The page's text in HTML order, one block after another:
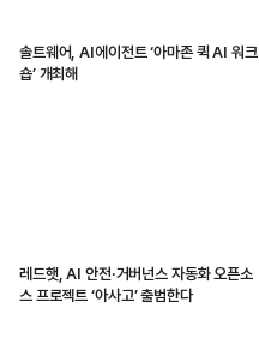
솔트웨어, AI에이전트 ‘아마존 퀵 AI 워크
숍’ 개최해
레드햇, AI 안전·거버넌스 자동화 오픈소
스 프로젝트 ‘아사고’ 출범한다